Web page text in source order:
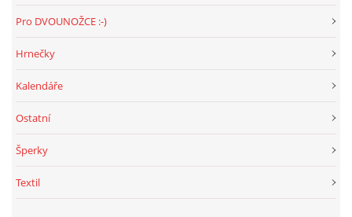
Pro DVOUNOŽCE :-)
Hrnečky
Kalendáře
Ostatní
Šperky
Textil